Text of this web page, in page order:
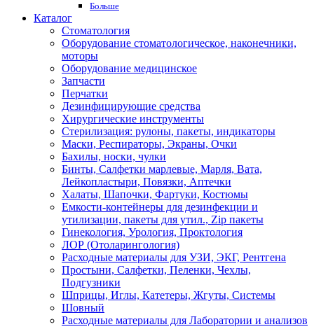
Больше
Каталог
Стоматология
Оборудование стоматологическое, наконечники,
моторы
Оборудование медицинское
Запчасти
Перчатки
Дезинфицирующие средства
Хирургические инструменты
Стерилизация: рулоны, пакеты, индикаторы
Маски, Респираторы, Экраны, Очки
Бахилы, носки, чулки
Бинты, Салфетки марлевые, Марля, Вата,
Лейкопластыри, Повязки, Аптечки
Халаты, Шапочки, Фартуки, Костюмы
Емкости-контейнеры для дезинфекции и
утилизации, пакеты для утил., Zip пакеты
Гинекология, Урология, Проктология
ЛОР (Отоларингология)
Расходные материалы для УЗИ, ЭКГ, Рентгена
Простыни, Салфетки, Пеленки, Чехлы,
Подгузники
Шприцы, Иглы, Катетеры, Жгуты, Системы
Шовный
Расходные материалы для Лаборатории и анализов